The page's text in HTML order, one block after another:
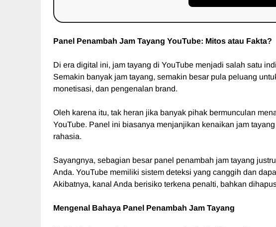
Panel Penambah Jam Tayang YouTube: Mitos atau Fakta?
Di era digital ini, jam tayang di YouTube menjadi salah satu
Semakin banyak jam tayang, semakin besar pula peluang
monetisasi, dan pengenalan brand.
Oleh karena itu, tak heran jika banyak pihak bermunculan
YouTube. Panel ini biasanya menjanjikan kenaikan jam
rahasia.
Sayangnya, sebagian besar panel penambah jam tayang
Anda. YouTube memiliki sistem deteksi yang canggih dan
Akibatnya, kanal Anda berisiko terkena penalti, bahkan
Mengenal Bahaya Panel Penambah Jam Tayang